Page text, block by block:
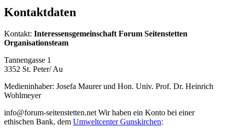
Kontaktdaten
Kontakt: Interessensgemeinschaft Forum Seitenstetten
Organisationsteam
Tannengasse 1
3352 St. Peter/ Au
Medieninhaber: Josefa Maurer und Hon. Univ. Prof. Dr. Heinrich
Wohlmeyer
info@forum-seitenstetten.net Wir haben ein Konto bei einer
ethischen Bank, dem Umweltcenter Gunskirchen: